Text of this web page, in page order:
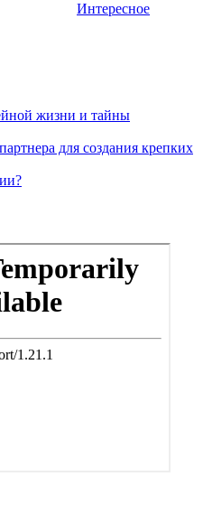
Интересное
жизни и тайны
для создания крепких